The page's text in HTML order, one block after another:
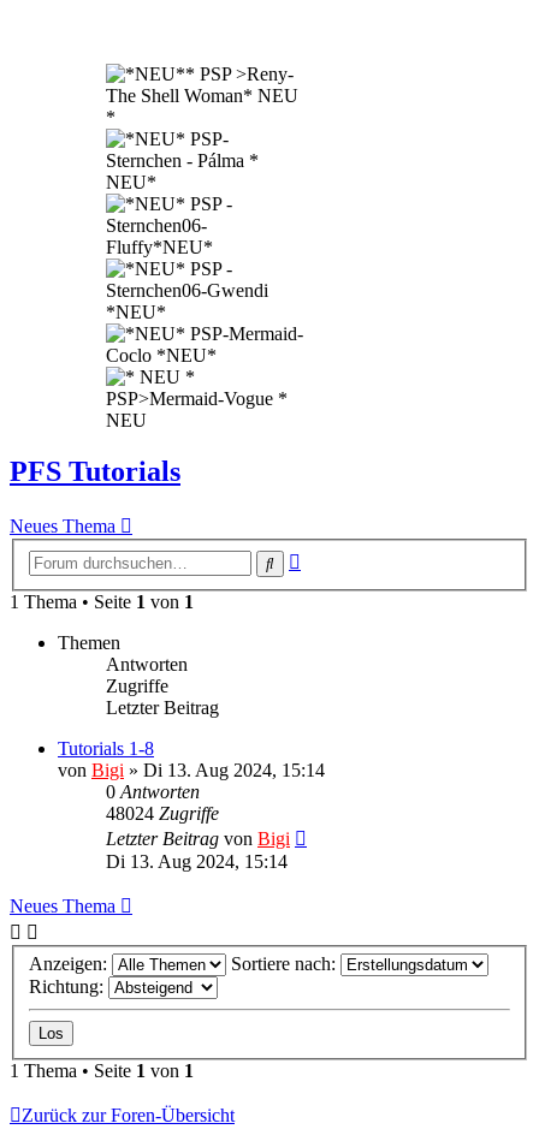
PFS Tutorials
Neues Thema
Suche
1 Thema • Seite 1 von 1
Themen
Antworten
Zugriffe
Letzter Beitrag
Tutorials 1-8
von Bigi » Di 13. Aug 2024, 15:14
0 Antworten
48024 Zugriffe
Letzter Beitrag von Bigi
Di 13. Aug 2024, 15:14
Neues Thema
Anzeigen:
Sortiere nach:
Richtung:
1 Thema • Seite 1 von 1
Zurück zur Foren-Übersicht